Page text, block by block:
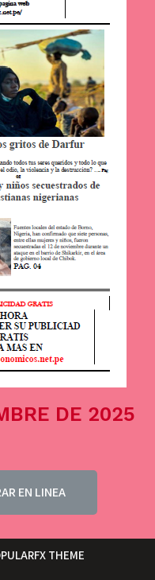
DE 2025
EN LINEA
THEME